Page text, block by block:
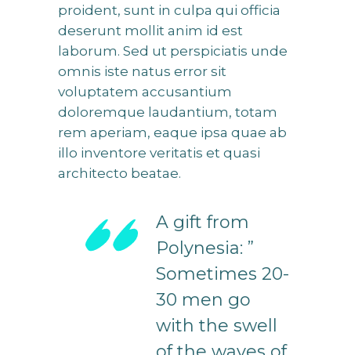
proident, sunt in culpa qui officia
deserunt mollit anim id est
laborum. Sed ut perspiciatis unde
omnis iste natus error sit
voluptatem accusantium
doloremque laudantium, totam
rem aperiam, eaque ipsa quae ab
illo inventore veritatis et quasi
architecto beatae.
A gift from
Polynesia: ”
Sometimes 20-
30 men go
with the swell